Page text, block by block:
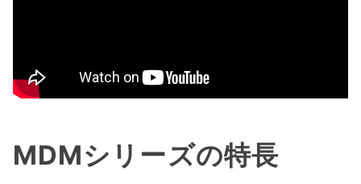
MDMシリーズの特長